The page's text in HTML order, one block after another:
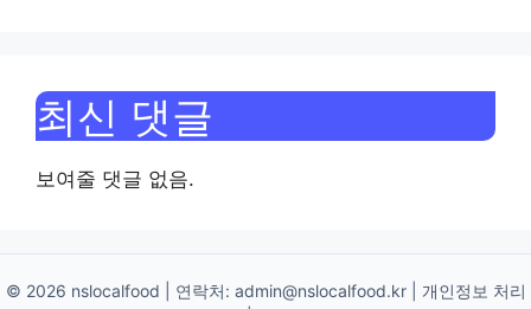
최신 댓글
보여줄 댓글 없음.
© 2026 nslocalfood | 연락처: admin@nslocalfood.kr| 개인정보 처리